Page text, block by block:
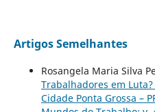
Artigos Semelhantes
Rosangela Maria Silva
Trabalhadores em
Cidade Ponta Grossa –